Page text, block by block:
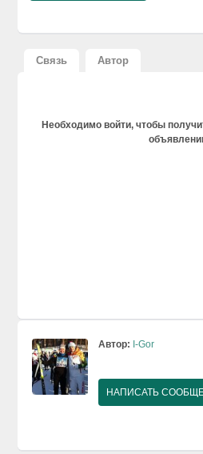
Связь Автор
Необходимо войти, чтобы
Автор: I-Gor
НАПИСАТЬ